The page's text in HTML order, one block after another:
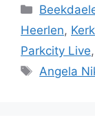
Heerlen,
Parkcity Live,
Tags
Angela